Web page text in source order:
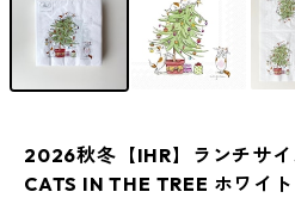
2026秋冬【IHR】ランチサ
CATS IN THE TREE ホワイ